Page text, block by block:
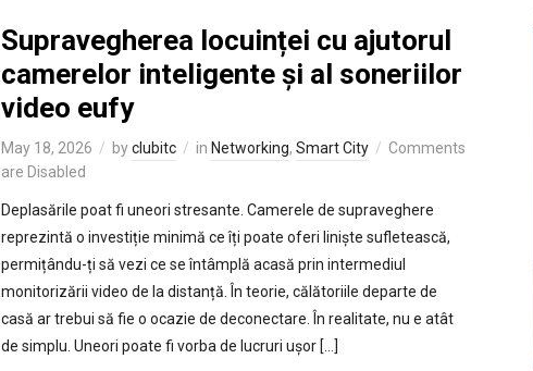
Supravegherea locuinței cu ajutorul
camerelor inteligente și al soneriilor
video eufy
May 18, 2026 byclubitc in Networking, Smart City
Comments
are Disabled
Deplasările poat fi uneori stresante. Camerele de supraveghere
reprezintă o investiție minimă ce îți poate oferi liniște sufletească,
permițându-ți să vezi ce se întâmplă acasă prin intermediul
monitorizării video de la distanță. În teorie, călătoriile departe de
casă ar trebui să fie o ocazie de deconectare. În realitate, nu e atât
de simplu. Uneori poate fi vorba de lucruri ușor […]